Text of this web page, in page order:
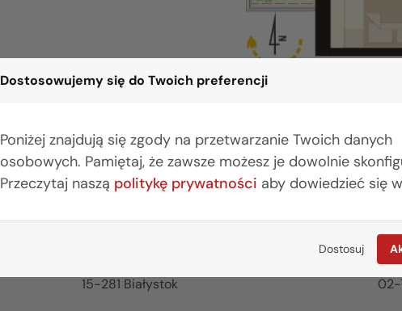
Dostosowujemy się do Twoich preferencji
Poniżej znajdują się zgody na przetwarzanie Twoich danych
osobowych. Pamiętaj, że zawsze możesz je dowolnie
Przeczytaj naszą politykę prywatności aby dowiedzieć się
Dostosuj
BIURO BIAŁYSTOK
15-281 Białystok
al.
02-